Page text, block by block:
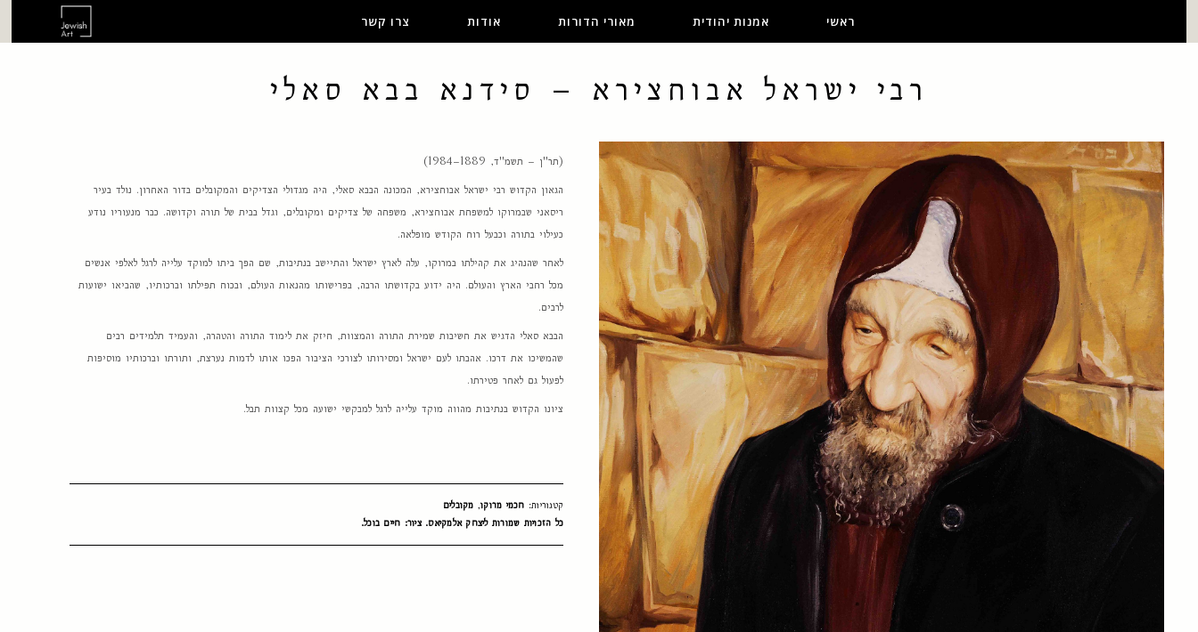
ראשי אמנות יהודית מאורי הדורות אודות צרו קשר
רבי ישראל אבוחצירא – סידנא בבא סאלי
(תר"ן – תשמ"ד, 1889–1984)
הגאון הקדוש רבי ישראל אבוחצירא, המכונה הבבא סאלי, היה מגדולי הצדיקים והמקובלים בדור האחרון. נולד בעיר
ריסאני שבמרוקו למשפחת אבוחצירא, משפחה של צדיקים ומקובלים, וגדל בבית של תורה וקדושה. כבר מנעוריו נודע
כעילוי בתורה וכבעל רוח הקודש מופלאה.
לאחר שהנהיג את קהילתו במרוקו, עלה לארץ ישראל והתיישב בנתיבות, שם הפך ביתו למוקד עלייה לרגל לאלפי אנשים
מכל רחבי הארץ והעולם. היה ידוע בקדושתו הרבה, בפרישותו מהנאות העולם, ובכוח תפילתו וברכותיו, שהביאו ישועות
לרבים.
הבבא סאלי הדגיש את חשיבות שמירת התורה והמצוות, חיזק את לימוד התורה והטהרה, והעמיד תלמידים רבים
שהמשיכו את דרכו. אהבתו לעם ישראל ומסירותו לצורכי הציבור הפכו אותו לדמות נערצת, ותורתו וברכותיו מוסיפות
לפעול גם לאחר פטירתו.
ציונו הקדוש בנתיבות מהווה מוקד עלייה לרגל למבקשי ישועה מכל קצוות תבל.
קטגוריות: חכמי מרוקו, מקובלים
כל הזכויות שמורות ליצחק אלמקיאס. ציור: חיים בוכל.